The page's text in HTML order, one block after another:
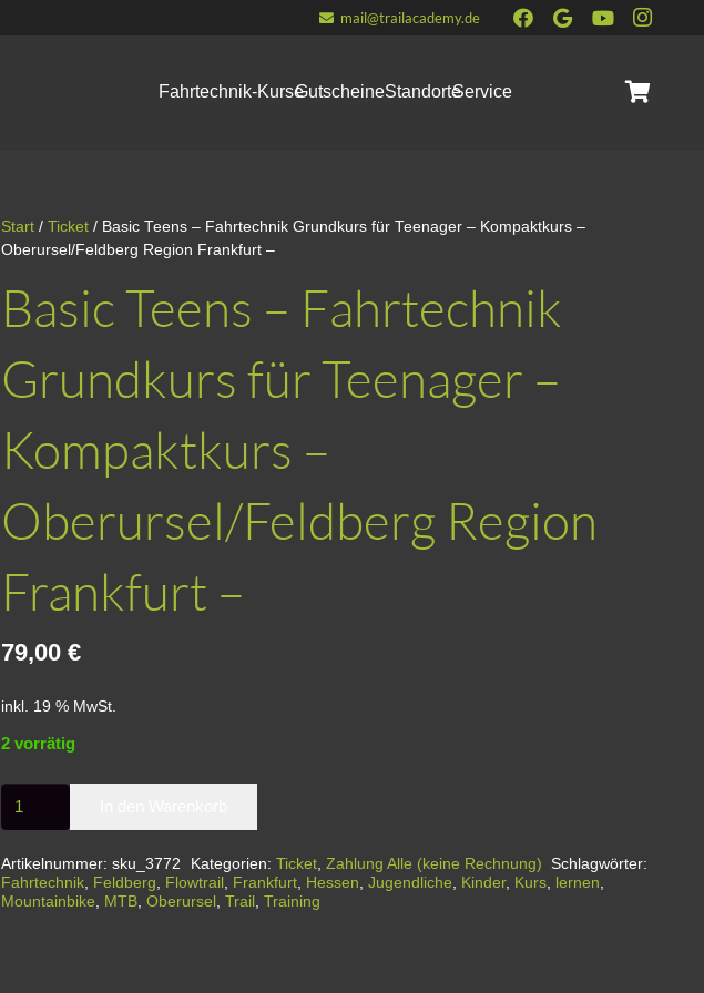
mail@trailacademy.de
Fahrtechnik-KurseGutscheineStandorteService
Start /Ticket / Basic Teens – Fahrtechnik Grundkurs für Teenager – Kompaktkurs –
Oberursel/Feldberg Region Frankfurt –
Basic Teens – Fahrtechnik
Grundkurs für Teenager –
Kompaktkurs –
Oberursel/Feldberg Region
Frankfurt –
79,00€
inkl. 19 % MwSt.
2 vorrätig
Basic
Teens
-
Fahrtechnik
Grundkurs
Artikelnummer:sku_3772 Kategorien: Ticket, Zahlung Alle (keine Rechnung)
Schlagwörter:
Fahrtechnik, Feldberg, Flowtrail , Frankfurt, Hessen,Jugendliche, Kinder, Kurs, lernen,
Mountainbike, MTB,Oberursel ,Trail ,Training